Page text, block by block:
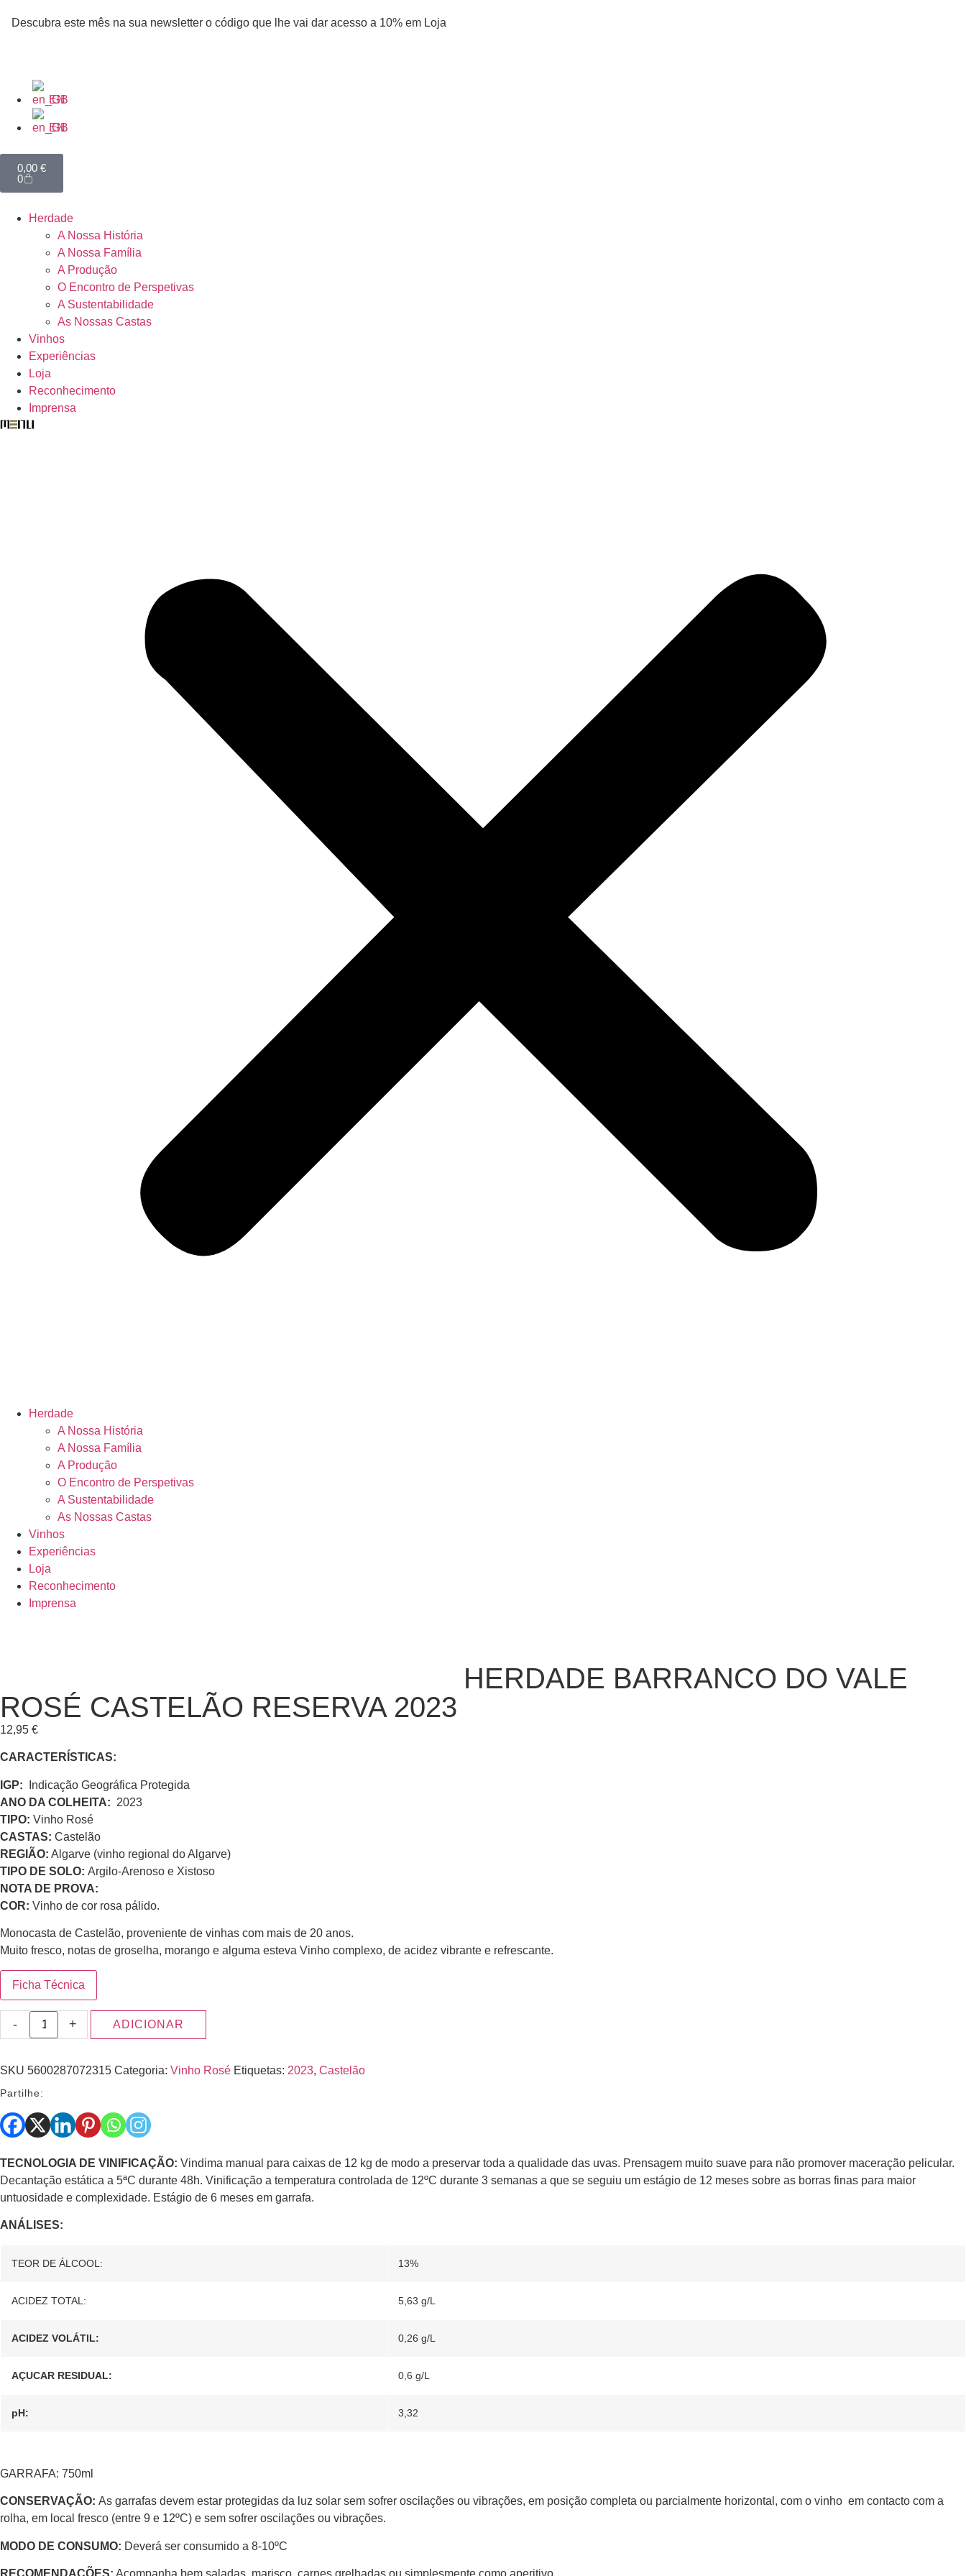
Descubra este mês na sua newsletter o código que lhe vai dar acesso a 10% em Loja
EN
EN
0,00 €
0
Herdade
A Nossa História
A Nossa Família
A Produção
O Encontro de Perspetivas
A Sustentabilidade
As Nossas Castas
Vinhos
Experiências
Loja
Reconhecimento
Imprensa
Herdade
A Nossa História
A Nossa Família
A Produção
O Encontro de Perspetivas
A Sustentabilidade
As Nossas Castas
Vinhos
Experiências
Loja
Reconhecimento
Imprensa
HERDADE BARRANCO DO VALE
ROSÉ CASTELÃO RESERVA 2023
12,95 €
CARACTERÍSTICAS:
IGP: Indicação Geográfica Protegida
ANO DA COLHEITA: 2023
TIPO: Vinho Rosé
CASTAS: Castelão
REGIÃO: Algarve (vinho regional do Algarve)
TIPO DE SOLO: Argilo-Arenoso e Xistoso
NOTA DE PROVA:
COR: Vinho de cor rosa pálido.
Monocasta de Castelão, proveniente de vinhas com mais de 20 anos.
Muito fresco, notas de groselha, morango e alguma esteva Vinho complexo, de acidez vibrante e refrescante.
Ficha Técnica
- + ADICIONAR
SKU 5600287072315 Categoria: Vinho Rosé Etiquetas: 2023, Castelão
Partilhe:
TECNOLOGIA DE VINIFICAÇÃO: Vindima manual para caixas de 12 kg de modo a preservar toda a qualidade das uvas. Prensagem muito suave para não promover maceração pelicular.
Decantação estática a 5ªC durante 48h. Vinificação a temperatura controlada de 12ºC durante 3 semanas a que se seguiu um estágio de 12 meses sobre as borras finas para maior
untuosidade e complexidade. Estágio de 6 meses em garrafa.
ANÁLISES:
TEOR DE ÁLCOOL: 13%
ACIDEZ TOTAL: 5,63 g/L
ACIDEZ VOLÁTIL: 0,26 g/L
AÇUCAR RESIDUAL: 0,6 g/L
pH: 3,32
GARRAFA: 750ml
CONSERVAÇÃO: As garrafas devem estar protegidas da luz solar sem sofrer oscilações ou vibrações, em posição completa ou parcialmente horizontal, com o vinho em contacto com a
rolha, em local fresco (entre 9 e 12ºC) e sem sofrer oscilações ou vibrações.
MODO DE CONSUMO: Deverá ser consumido a 8-10ºC
RECOMENDAÇÕES: Acompanha bem saladas, marisco, carnes grelhadas ou simplesmente como aperitivo.